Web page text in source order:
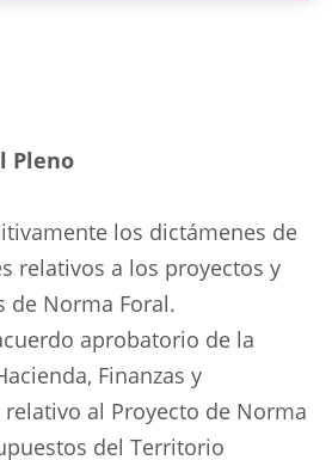
Pleno
los dictámenes de
relativos a los proyectos y
de Norma Foral.
aprobatorio de la
Finanzas y
relativo al Proyecto de Norma
del Territorio